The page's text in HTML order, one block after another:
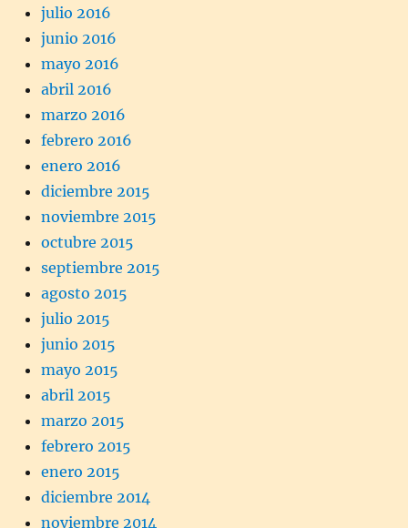
julio 2016
junio 2016
mayo 2016
abril 2016
marzo 2016
febrero 2016
enero 2016
diciembre 2015
noviembre 2015
octubre 2015
septiembre 2015
agosto 2015
julio 2015
junio 2015
mayo 2015
abril 2015
marzo 2015
febrero 2015
enero 2015
diciembre 2014
noviembre 2014